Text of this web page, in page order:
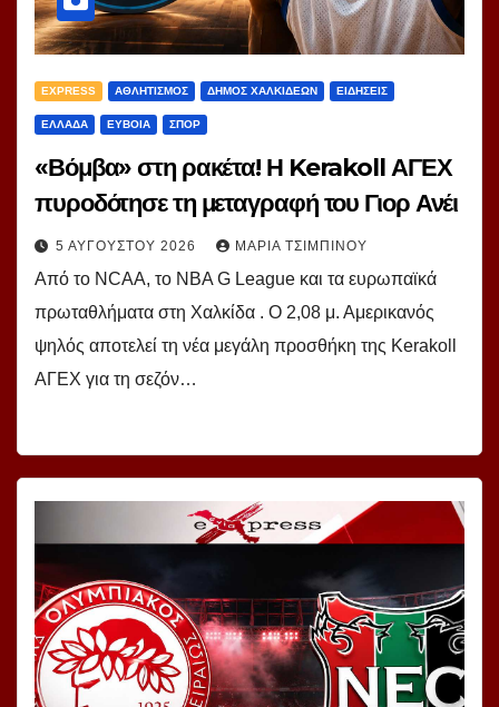
EXPRESS ΑΘΛΗΤΙΣΜΟΣ ΔΗΜΟΣ ΧΑΛΚΙΔΕΩΝ ΕΙΔΗΣΕΙΣ
ΕΛΛΑΔΑ ΕΥΒΟΙΑ ΣΠΟΡ
«Βόμβα» στη ρακέτα! Η Kerakoll ΑΓΕΧ
πυροδότησε τη μεταγραφή του Γιορ Ανέι
5 ΑΥΓΟΎΣΤΟΥ 2026 ΜΑΡΊΑ ΤΣΙΜΠΙΝΟΎ
Από το NCAA, το NBA G League και τα ευρωπαϊκά
πρωταθλήματα στη Χαλκίδα . Ο 2,08 μ. Αμερικανός
ψηλός αποτελεί τη νέα μεγάλη προσθήκη της Kerakoll
ΑΓΕΧ για τη σεζόν…